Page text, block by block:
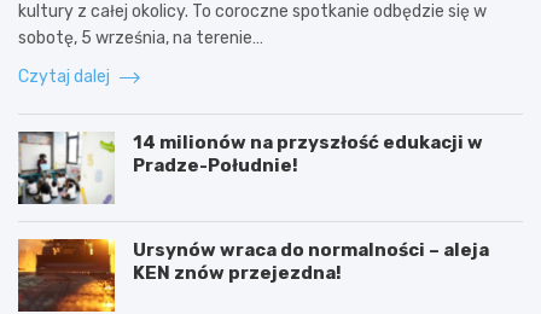
kultury z całej okolicy. To coroczne spotkanie odbędzie się w
sobotę, 5 września, na terenie…
Czytaj dalej
14 milionów na przyszłość edukacji w
Pradze-Południe!
Ursynów wraca do normalności – aleja
KEN znów przejezdna!